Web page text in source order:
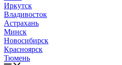
Иркутск
Владивосток
Астрахань
Минск
Новосибирск
Красноярск
Тюмень